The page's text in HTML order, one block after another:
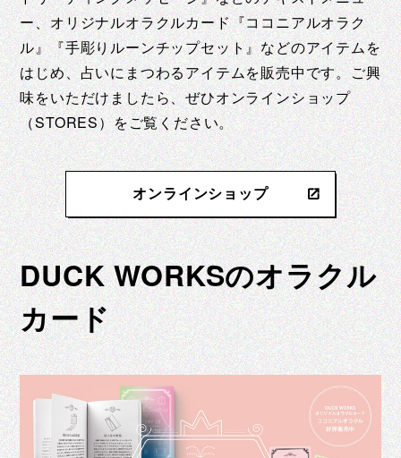
ー、オリジナルオラクルカード『ココニアルオラク
ル』『手彫りルーンチップセット』などのアイテムを
はじめ、占いにまつわるアイテムを販売中です。ご興
味をいただけましたら、ぜひオンラインショップ
（STORES）をご覧ください。
オンラインショップ
DUCK WORKSのオラクル
カード